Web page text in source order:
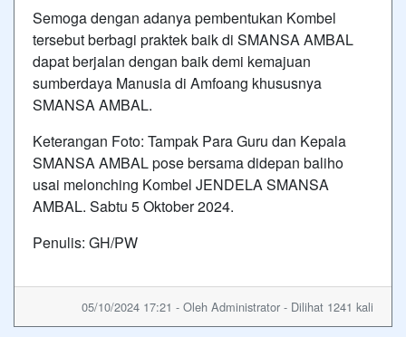
Semoga dengan adanya pembentukan Kombel
tersebut berbagi praktek baik di SMANSA AMBAL
dapat berjalan dengan baik demi kemajuan
sumberdaya Manusia di Amfoang khususnya
SMANSA AMBAL.
Keterangan Foto: Tampak Para Guru dan Kepala
SMANSA AMBAL pose bersama didepan baliho
usai melonching Kombel JENDELA SMANSA
AMBAL. Sabtu 5 Oktober 2024.
Penulis: GH/PW
05/10/2024 17:21 - Oleh Administrator - Dilihat 1241 kali